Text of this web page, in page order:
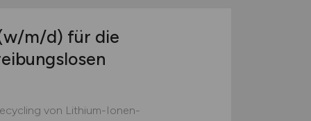
m/d) für die
von Lithium-Ionen-